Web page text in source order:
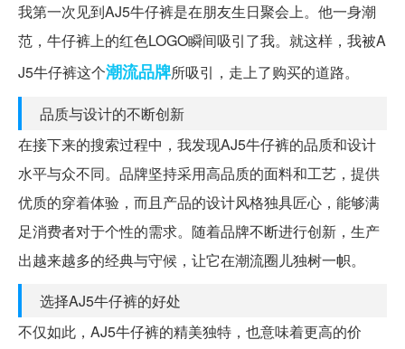
我第一次见到AJ5牛仔裤是在朋友生日聚会上。他一身潮
范，牛仔裤上的红色LOGO瞬间吸引了我。就这样，我被A
J5牛仔裤这个潮流品牌所吸引，走上了购买的道路。
品质与设计的不断创新
在接下来的搜索过程中，我发现AJ5牛仔裤的品质和设计
水平与众不同。品牌坚持采用高品质的面料和工艺，提供
优质的穿着体验，而且产品的设计风格独具匠心，能够满
足消费者对于个性的需求。随着品牌不断进行创新，生产
出越来越多的经典与守候，让它在潮流圈儿独树一帜。
选择AJ5牛仔裤的好处
不仅如此，AJ5牛仔裤的精美独特，也意味着更高的价